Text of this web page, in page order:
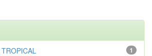
1